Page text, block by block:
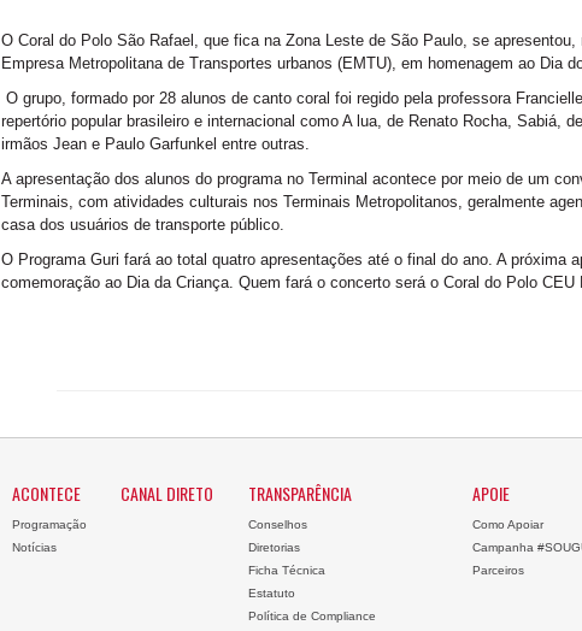
O Coral do Polo São Rafael, que fica na Zona Leste de São Paulo, se
Empresa Metropolitana de Transportes urbanos (EMTU), em homenagem ao Dia
O grupo, formado por 28 alunos de canto coral foi regido pela professora
repertório popular brasileiro e internacional como A lua, de Renato Rocha, Sabiá,
irmãos Jean e Paulo Garfunkel entre outras.
A apresentação dos alunos do programa no Terminal acontece por meio de um
Terminais, com atividades culturais nos Terminais Metropolitanos, geralmente
casa dos usuários de transporte público.
O Programa Guri fará ao total quatro apresentações até o final do ano. A próxima
comemoração ao Dia da Criança. Quem fará o concerto será o Coral do Polo CEU
ACONTECE
Programação
Notícias
CANAL DIRETO TRANSPARÊNCIA
Conselhos
Diretorias
Ficha Técnica
Estatuto
Política de Compliance
APOIE
Como Apoiar
Campanha
Parceiros